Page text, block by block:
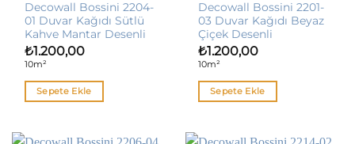
Decowall Bossini 2204-
01 Duvar Kağıdı Sütlü
Kahve Mantar Desenli
₺1.200,00
10m²
Sepete Ekle
Decowall Bossini 2201-
03 Duvar Kağıdı Beyaz
Çiçek Desenli
₺1.200,00
10m²
Sepete Ekle